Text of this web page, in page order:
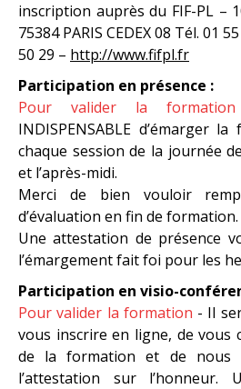
inscription auprès du FIF-PL –
75384 PARIS CEDEX 08 Tél. 01
50 29 – http://www.fifpl.fr
Participation en présence :
Pour valider la formation
INDISPENSABLE d’émarger
chaque session de la journée
et l’après-midi.
Merci de bien vouloir
d’évaluation en fin de formation.
Une attestation de présence
l’émargement fait foi pour les
Participation en visio-
Pour valider la formation - Il
vous inscrire en ligne, de vous
de la formation et de nous
l’attestation sur